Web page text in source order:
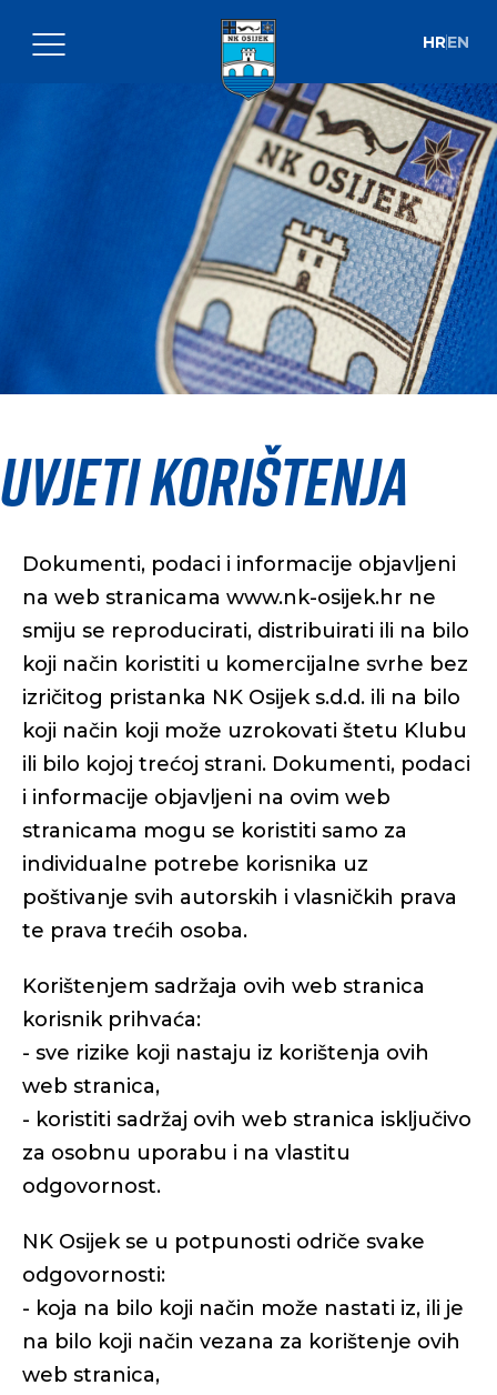
HREN
Uvjeti korištenja
Dokumenti, podaci i informacije objavljeni
na web stranicama www.nk-osijek.hr ne
smiju se reproducirati, distribuirati ili na bilo
koji način koristiti u komercijalne svrhe bez
izričitog pristanka NK Osijek s.d.d. ili na bilo
koji način koji može uzrokovati štetu Klubu
ili bilo kojoj trećoj strani. Dokumenti, podaci
i informacije objavljeni na ovim web
stranicama mogu se koristiti samo za
individualne potrebe korisnika uz
poštivanje svih autorskih i vlasničkih prava
te prava trećih osoba.
Korištenjem sadržaja ovih web stranica
korisnik prihvaća:
- sve rizike koji nastaju iz korištenja ovih
web stranica,
- koristiti sadržaj ovih web stranica isključivo
za osobnu uporabu i na vlastitu
odgovornost.
NK Osijek se u potpunosti odriče svake
odgovornosti:
- koja na bilo koji način može nastati iz, ili je
na bilo koji način vezana za korištenje ovih
web stranica,